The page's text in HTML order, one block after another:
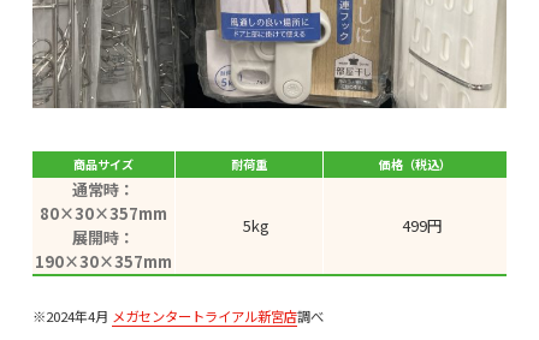
商品サイズ 耐荷重 価格（税込）
通常時：
80×30×357mm
展開時：
190×30×357mm
5kg 499円
※2024年4月 メガセンタートライアル新宮店調べ